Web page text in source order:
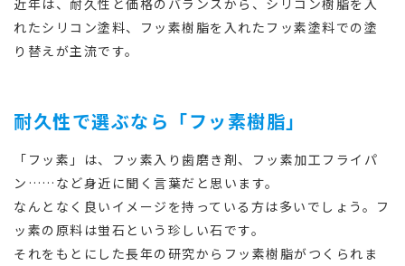
れたシリコン塗料、フッ素樹脂を入れたフッ素塗料での塗
り替えが主流です。
耐久性で選ぶなら「フッ素樹脂」
「フッ素」は、フッ素入り歯磨き剤、フッ素加工フライパ
ン……など身近に聞く言葉だと思います。
なんとなく良いイメージを持っている方は多いでしょう。フ
ッ素の原料は蛍石という珍しい石です。
それをもとにした長年の研究からフッ素樹脂がつくられま